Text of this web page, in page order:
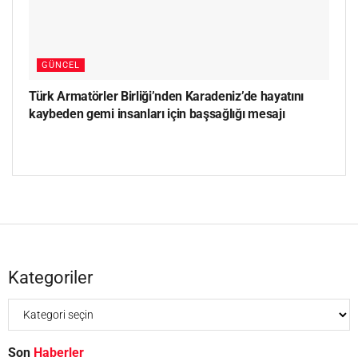
GÜNCEL
Türk Armatörler Birliği’nden Karadeniz’de hayatını
kaybeden gemi insanları için başsağlığı mesajı
Kategoriler
Son Haberler